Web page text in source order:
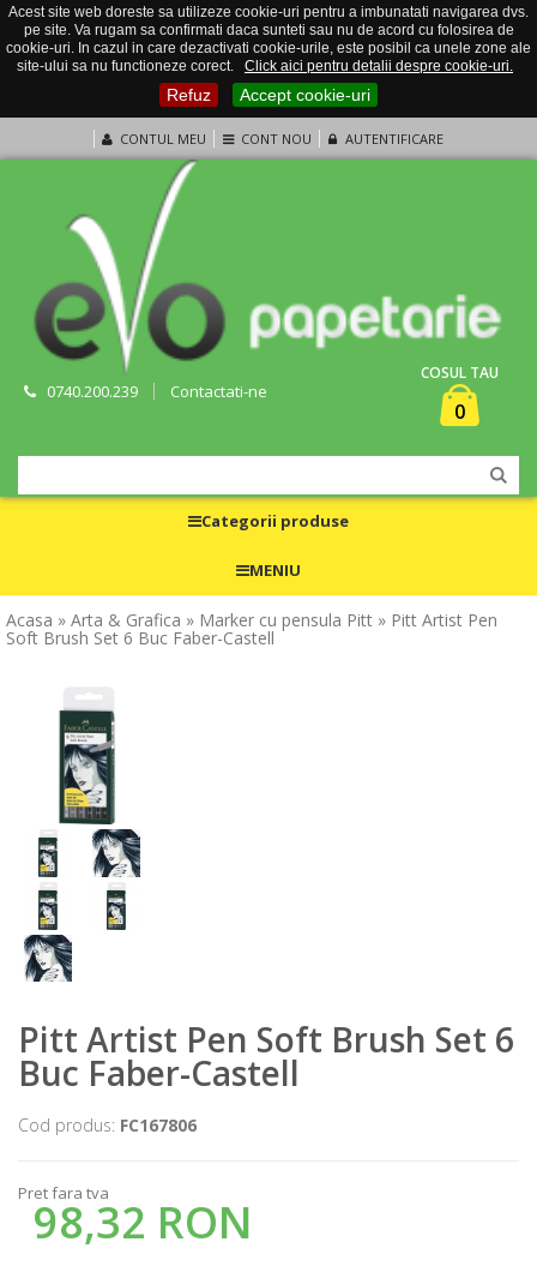
Acest site web doreste sa utilizeze cookie-uri pentru a imbunatati navigarea dvs.
pe site. Va rugam sa confirmati daca sunteti sau nu de acord cu folosirea de
cookie-uri. In cazul in care dezactivati cookie-urile, este posibil ca unele zone ale
site-ului sa nu functioneze corect.
Click aici pentru detalii despre cookie-uri.
Refuz Accept cookie-uri
CONTUL MEU CONT NOU AUTENTIFICARE
0740.200.239 Contactati-ne
COSUL TAU
0
Categorii produse
MENIU
Acasa » Arta & Grafica » Marker cu pensula Pitt » Pitt Artist Pen
Soft Brush Set 6 Buc Faber-Castell
Pitt Artist Pen Soft Brush Set 6
Buc Faber-Castell
Cod produs: FC167806
Pret fara tva
98,32 RON